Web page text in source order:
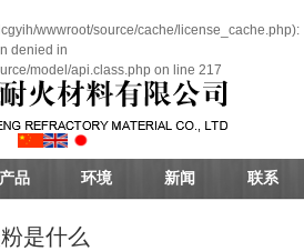
wwwroot/source/cache/license_cache.php):
denied in
model/api.class.php on line 217
产品 环境 新闻 联系
是什么